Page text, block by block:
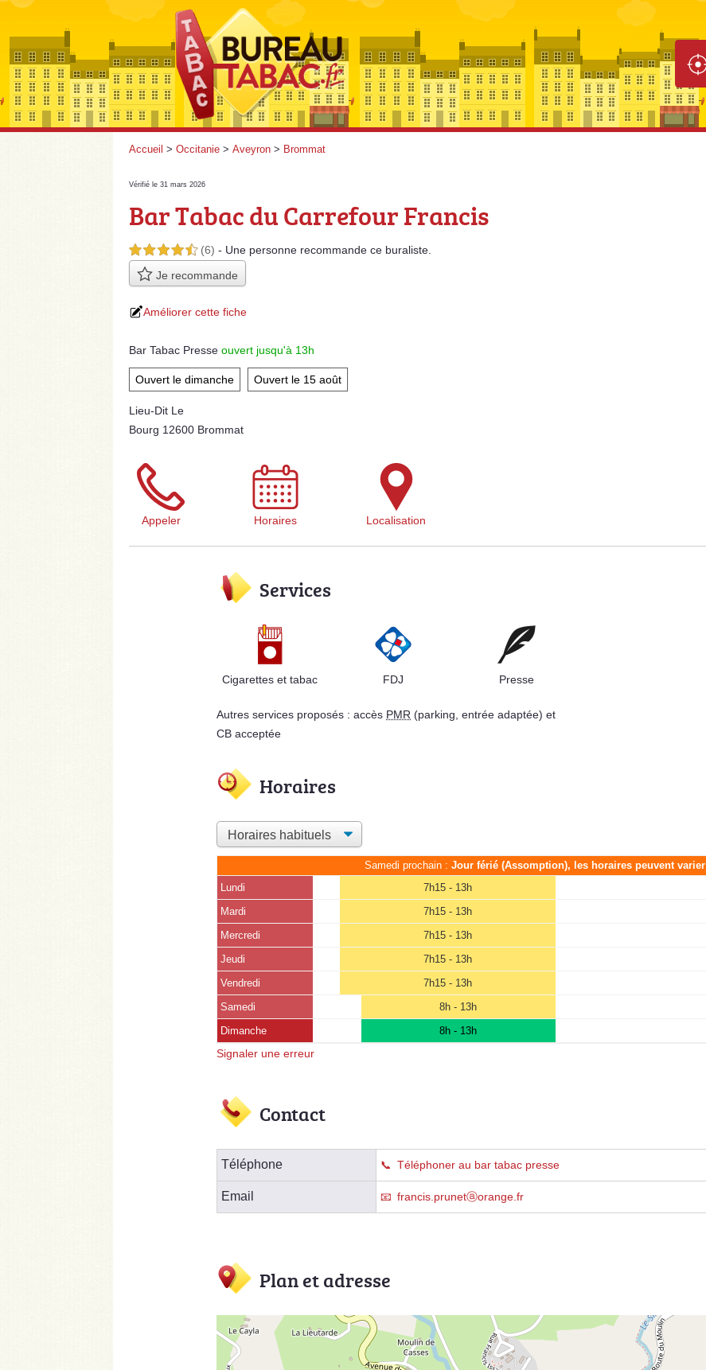
Accueil > Occitanie > Aveyron > Brommat
Vérifié le 31 mars 2026
Bar Tabac du Carrefour Francis
4,5 étoiles sur 5 (6) - Une personne recommande ce buraliste.
Je recommande
Améliorer cette fiche
Bar Tabac Presse ouvert jusqu'à 13h
Ouvert le dimanche Ouvert le 15 août
Lieu-Dit Le
Bourg 12600 Brommat
Appeler Horaires Localisation
Services
Cigarettes et tabac FDJ Presse
Autres services proposés : accès PMR (parking, entrée adaptée) et
CB acceptée
Horaires
Samedi prochain : Jour férié (Assomption), les horaires peuvent varier
Lundi
7h15 - 13h
Mardi 7h15 - 13h
Mercredi 7h15 - 13h
Jeudi 7h15 - 13h
Vendredi 7h15 - 13h
Samedi 8h - 13h
Dimanche 8h - 13h
Signaler une erreur
Contact
Téléphone Téléphoner au bar tabac presse
Email francis.prunetⓐorange.fr
Plan et adresse